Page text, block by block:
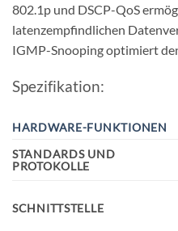
802.1p und DSCP-QoS
latenzempfindlichen
IGMP-Snooping optimiert
Spezifikation:
HARDWARE-FUNKTIONEN
STANDARDS UND
PROTOKOLLE
SCHNITTSTELLE